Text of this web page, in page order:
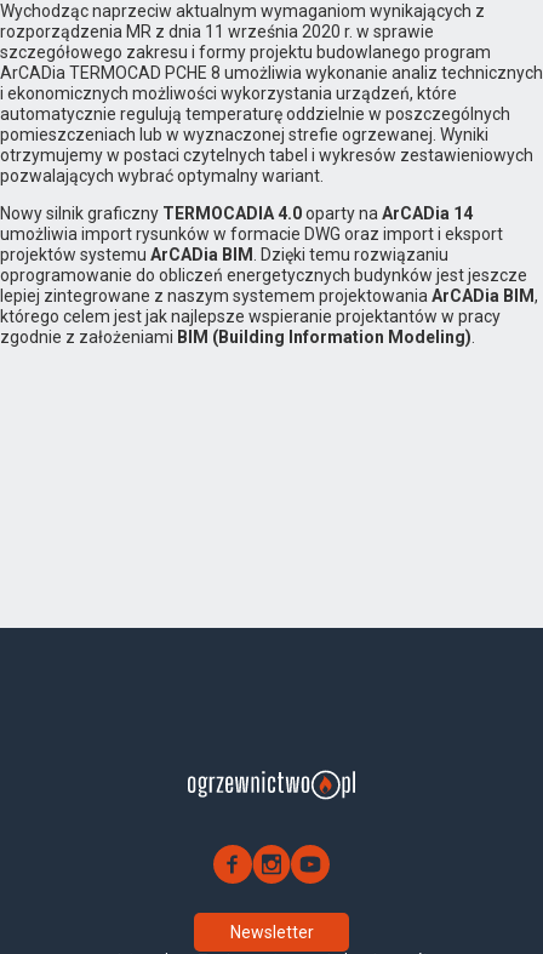
Wychodząc naprzeciw aktualnym wymaganiom wynikających z
rozporządzenia MR z dnia 11 września 2020 r. w sprawie
szczegółowego zakresu i formy projektu budowlanego program
ArCADia TERMOCAD PCHE 8 umożliwia wykonanie analiz technicznych
i ekonomicznych możliwości wykorzystania urządzeń, które
automatycznie regulują temperaturę oddzielnie w poszczególnych
pomieszczeniach lub w wyznaczonej strefie ogrzewanej. Wyniki
otrzymujemy w postaci czytelnych tabel i wykresów zestawieniowych
pozwalających wybrać optymalny wariant.
Nowy silnik graficzny TERMOCADIA 4.0oparty na ArCADia 14
umożliwia import rysunków w formacie DWG oraz import i eksport
projektów systemu ArCADia BIM
. Dzięki temu rozwiązaniu
oprogramowanie do obliczeń energetycznych budynków jest jeszcze
lepiej zintegrowane z naszym systemem projektowania ArCADia BIM,
którego celem jest jak najlepsze wspieranie projektantów w pracy
zgodnie z założeniami BIM (Building Information Modeling)
Newsletter